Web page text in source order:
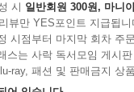
한강 작가가 “이상한
추천한 두 번째 소
와 대담을 나누었던
시 일반회원 300원, 마니
뷰만 YES포인트 지급됩니
시점부터 마지막 회차 주
스는 사락 독서모임 게시
ray, 패션 및 판매금지 상